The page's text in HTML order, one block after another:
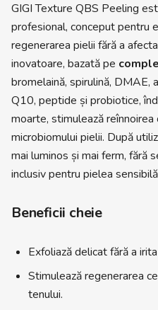
GIGI Texture QBS Peeling
profesional, conceput pentru
regenerarea pielii fără a
inovatoare, bazată pe
bromelaină, spirulină, DMAE,
Q10, peptide și probiotice,
moarte, stimulează
microbiomului pielii. După
mai luminos și mai ferm, fără
inclusiv pentru pielea
Beneficii cheie
Exfoliază delicat fără a
Stimulează regenerarea
tenului.